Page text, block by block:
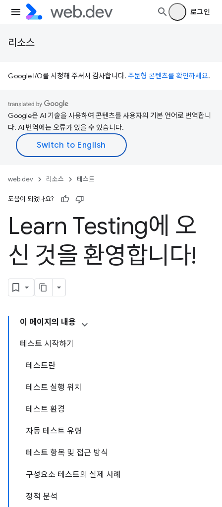
로그인
리소스
Google I/O를 시청해 주셔서 감사합니다. 주문형 콘텐츠를 확인하세요.
Google은 AI 기술을 사용하여 콘텐츠를 사용자의 기본 언어로 번역합니
다. AI 번역에는 오류가 있을 수 있습니다.
web.dev 리소스 테스트
도움이 되었나요?
Learn Testing에 오
신 것을 환영합니다!
이 페이지의 내용
테스트 시작하기
테스트란
테스트 실행 위치
테스트 환경
자동 테스트 유형
테스트 항목 및 접근 방식
구성요소 테스트의 실제 사례
정적 분석